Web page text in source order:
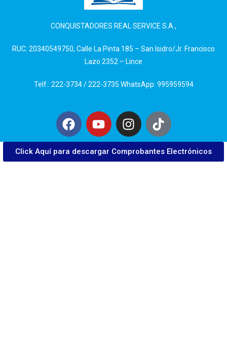
CONQUISTADORES REAL SERVICE S.A.,
RUC: 20340549750, Calle La Pinta 185 – San Isidro/Jr. Francisco
Lazo 2352 – Lince
Telf.: 222-3734 / 222-3735 WhatsApp: 995959594
Click Aquí para descargar Comprobantes Electrónicos